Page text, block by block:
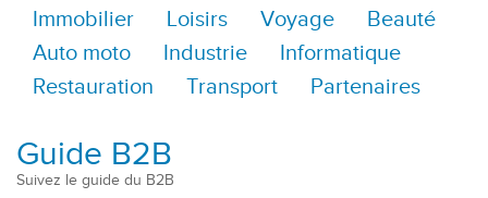
Immobilier
Loisirs Voyage
Beauté
Auto moto
Industrie
Informatique
Restauration
Transport Partenaires
Guide B2B
Suivez le guide du B2B